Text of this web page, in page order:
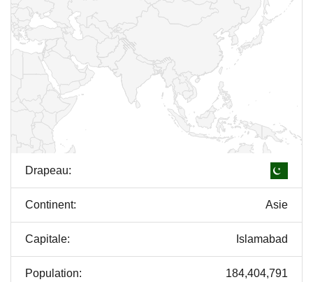
Drapeau:
Continent: Asie
Capitale: Islamabad
Population: 184,404,791